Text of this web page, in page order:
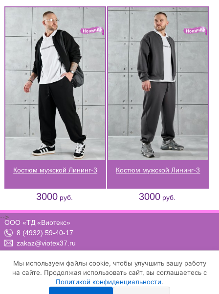
Костюм мужской Лининг-3
3000руб.
Костюм мужской Лининг-3
3000руб.
ООО «ТД «Виотекс»
8 (4932) 59-40-17
zakaz@viotex37.ru
Положение о конфиденциальности и защите персональных данных
-->
Мы используем файлы cookie, чтобы улучшить вашу работу
на сайте. Продолжая использовать сайт, вы соглашаетесь с
Политикой конфиденциальности.